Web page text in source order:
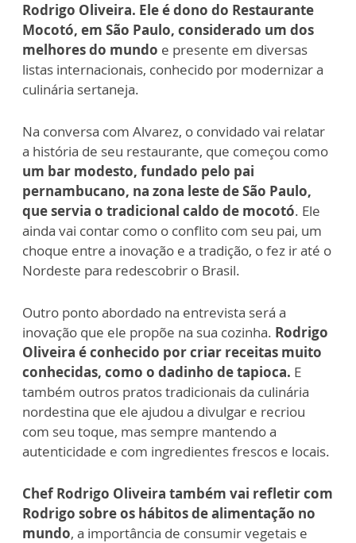
Rodrigo Oliveira. Ele é dono do Restaurante
Mocotó, em São Paulo, considerado um dos
melhores do mundo e presente em diversas
listas internacionais, conhecido por modernizar a
culinária sertaneja.
Na conversa com Alvarez, o convidado vai relatar
a história de seu restaurante, que começou como
um bar modesto, fundado pelo pai
pernambucano, na zona leste de São Paulo,
que servia o tradicional caldo de mocotó. Ele
ainda vai contar como o conflito com seu pai, um
choque entre a inovação e a tradição, o fez ir até o
Nordeste para redescobrir o Brasil.
Outro ponto abordado na entrevista será a
inovação que ele propõe na sua cozinha. Rodrigo
Oliveira é conhecido por criar receitas muito
conhecidas, como o dadinho de tapioca. E
também outros pratos tradicionais da culinária
nordestina que ele ajudou a divulgar e recriou
com seu toque, mas sempre mantendo a
autenticidade e com ingredientes frescos e locais.
Chef Rodrigo Oliveira também vai refletir com
Rodrigo sobre os hábitos de alimentação no
mundo, a importância de consumir vegetais e